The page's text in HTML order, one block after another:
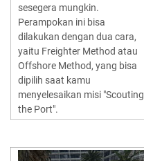
sesegera mungkin.
Perampokan ini bisa
dilakukan dengan dua cara,
yaitu Freighter Method atau
Offshore Method, yang bisa
dipilih saat kamu
menyelesaikan misi "Scouting
the Port".